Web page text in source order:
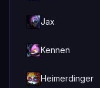
Jax
Kennen
Heimerdinger